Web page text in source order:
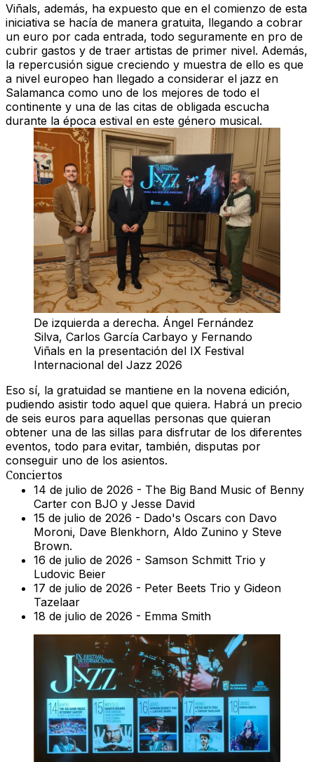
Viñals, además, ha expuesto que en el comienzo de esta
iniciativa se hacía de manera gratuita, llegando a cobrar
un euro por cada entrada, todo seguramente en pro de
cubrir gastos y de traer artistas de primer nivel. Además,
la repercusión sigue creciendo y muestra de ello es que
a nivel europeo han llegado a considerar el jazz en
Salamanca como uno de los mejores de todo el
continente y una de las citas de obligada escucha
durante la época estival en este género musical.
De izquierda a derecha. Ángel Fernández
Silva, Carlos García Carbayo y Fernando
Viñals en la presentación del IX Festival
Internacional del Jazz 2026
Eso sí, la gratuidad se mantiene en la novena edición,
pudiendo asistir todo aquel que quiera. Habrá un precio
de seis euros para aquellas personas que quieran
obtener una de las sillas para disfrutar de los diferentes
eventos, todo para evitar, también, disputas por
conseguir uno de los asientos.
Conciertos
14 de julio de 2026 - The Big Band Music of Benny
Carter con BJO y Jesse David
15 de julio de 2026 - Dado's Oscars con Davo
Moroni, Dave Blenkhorn, Aldo Zunino y Steve
Brown.
16 de julio de 2026 - Samson Schmitt Trio y
Ludovic Beier
17 de julio de 2026 - Peter Beets Trio y Gideon
Tazelaar
18 de julio de 2026 - Emma Smith